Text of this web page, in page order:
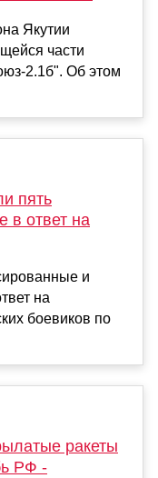
Якутии
части
2.1б". Об этом
пять
в ответ на
и
на
боевиков по
ракеты
РФ -